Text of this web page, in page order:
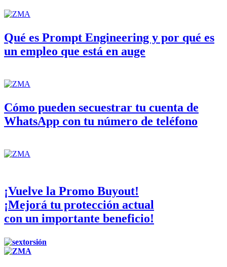
Qué es Prompt Engineering y por qué es
un empleo que está en auge
Cómo pueden secuestrar tu cuenta de
WhatsApp con tu número de teléfono
¡Vuelve la Promo Buyout!
¡Mejorá tu protección actual
con un importante beneficio!